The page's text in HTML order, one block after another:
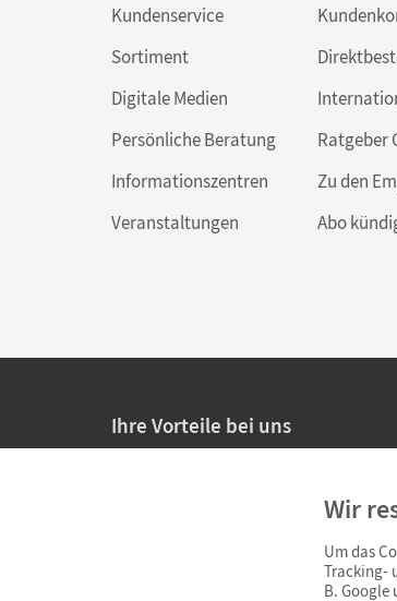
Kundenservice
Sortiment
Digitale Medien
Persönliche Beratung
Informationszentren
Veranstaltungen
Ratgeber
Zu den
Abo
Ihre Vorteile bei uns
Persönliche Angebote für
Sicheres Einkaufen mit SSL-
Wir
Um das
Tracking-
B. Google